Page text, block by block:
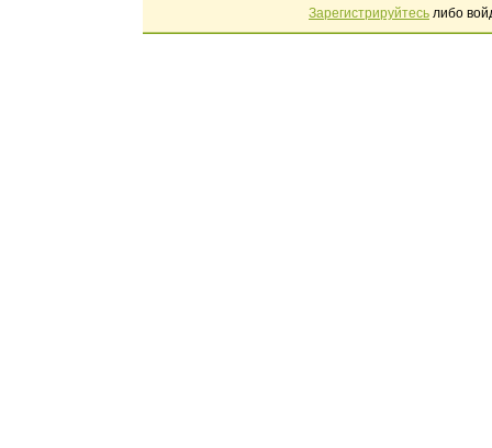
Зарегистрируйтесь либо